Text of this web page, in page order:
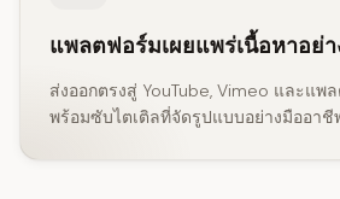
แพลตฟอร์มเผยแพร่เนื้อหาอย่
ส่งออกตรงสู่ YouTube, Vimeo และแพ
พร้อมซับไตเติลที่จัดรูปแบบอย่างมืออาชี